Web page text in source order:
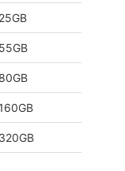
25GB
55GB
80GB
160GB
320GB